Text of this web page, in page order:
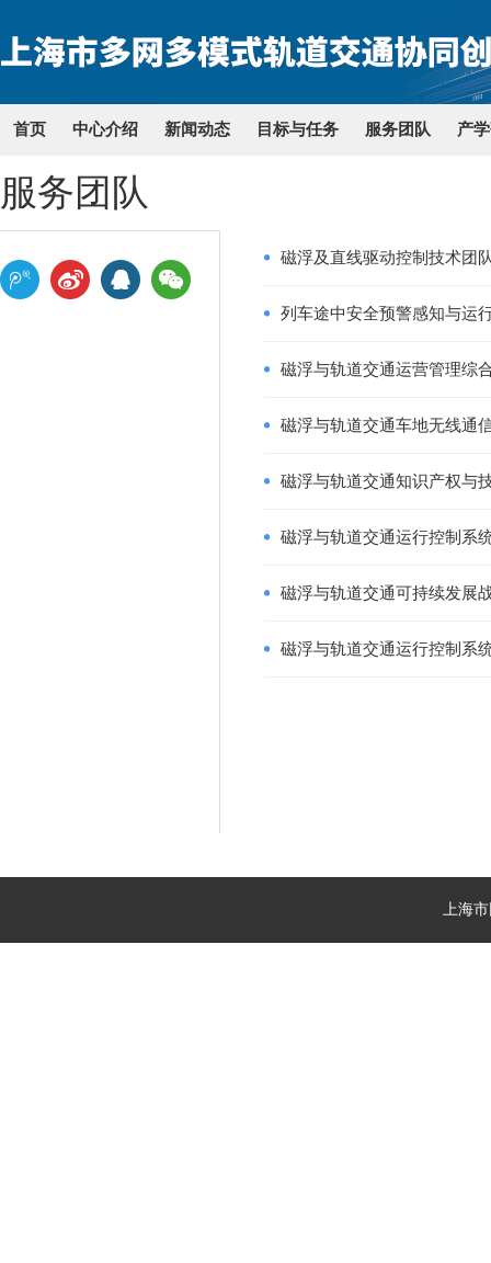
首页 中心介绍 新闻动态 目标与任务 服务团队 产
服务团队
磁浮及直线驱动控制技术团
列车途中安全预警感知与运
磁浮与轨道交通运营管理综
磁浮与轨道交通车地无线通
磁浮与轨道交通知识产权与
磁浮与轨道交通运行控制系
磁浮与轨道交通可持续发展
磁浮与轨道交通运行控制系
上海